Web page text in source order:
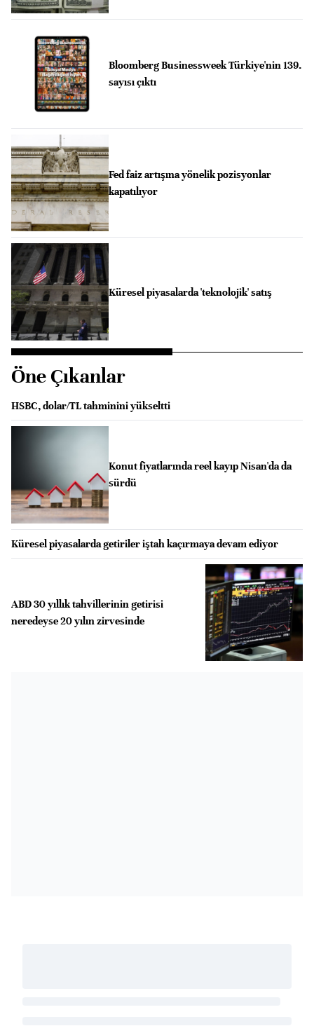
Bloomberg Businessweek Türkiye'nin 139.
sayısı çıktı
Fed faiz artışına yönelik pozisyonlar
kapatılıyor
Küresel piyasalarda 'teknolojik' satış
Öne Çıkanlar
HSBC, dolar/TL tahminini yükseltti
Konut fiyatlarında reel kayıp Nisan'da da
sürdü
Küresel piyasalarda getiriler iştah kaçırmaya devam ediyor
ABD 30 yıllık tahvillerinin getirisi
neredeyse 20 yılın zirvesinde